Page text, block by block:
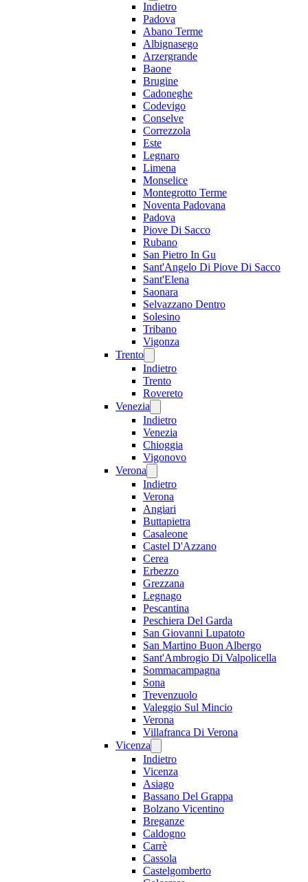
Indietro
Padova
Abano Terme
Albignasego
Arzergrande
Baone
Brugine
Cadoneghe
Codevigo
Conselve
Correzzola
Este
Legnaro
Limena
Monselice
Montegrotto Terme
Noventa Padovana
Padova
Piove Di Sacco
Rubano
San Pietro In Gu
Sant'Angelo Di Piove Di Sacco
Sant'Elena
Saonara
Selvazzano Dentro
Solesino
Tribano
Vigonza
Trento
Indietro
Trento
Rovereto
Venezia
Indietro
Venezia
Chioggia
Vigonovo
Verona
Indietro
Verona
Angiari
Buttapietra
Casaleone
Castel D'Azzano
Cerea
Erbezzo
Grezzana
Legnago
Pescantina
Peschiera Del Garda
San Giovanni Lupatoto
San Martino Buon Albergo
Sant'Ambrogio Di Valpolicella
Sommacampagna
Sona
Trevenzuolo
Valeggio Sul Mincio
Verona
Villafranca Di Verona
Vicenza
Indietro
Vicenza
Asiago
Bassano Del Grappa
Bolzano Vicentino
Breganze
Caldogno
Carrè
Cassola
Castelgomberto